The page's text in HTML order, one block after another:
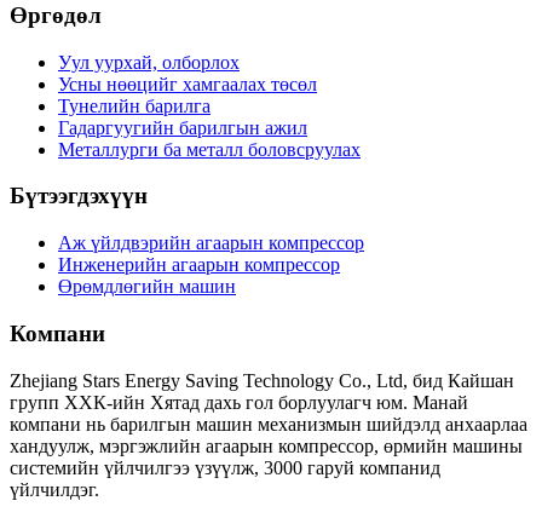
Өргөдөл
Уул уурхай, олборлох
Усны нөөцийг хамгаалах төсөл
Тунелийн барилга
Гадаргуугийн барилгын ажил
Металлурги ба металл боловсруулах
Бүтээгдэхүүн
Аж үйлдвэрийн агаарын компрессор
Инженерийн агаарын компрессор
Өрөмдлөгийн машин
Компани
Zhejiang Stars Energy Saving Technology Co., Ltd, бид Кайшан
групп ХХК-ийн Хятад дахь гол борлуулагч юм. Манай
компани нь барилгын машин механизмын шийдэлд анхаарлаа
хандуулж, мэргэжлийн агаарын компрессор, өрмийн машины
системийн үйлчилгээ үзүүлж, 3000 гаруй компанид
үйлчилдэг.